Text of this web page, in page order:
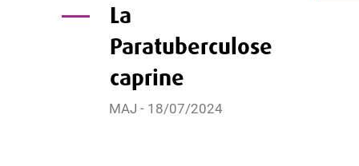
La
Paratuberculose
caprine
MAJ - 18/07/2024